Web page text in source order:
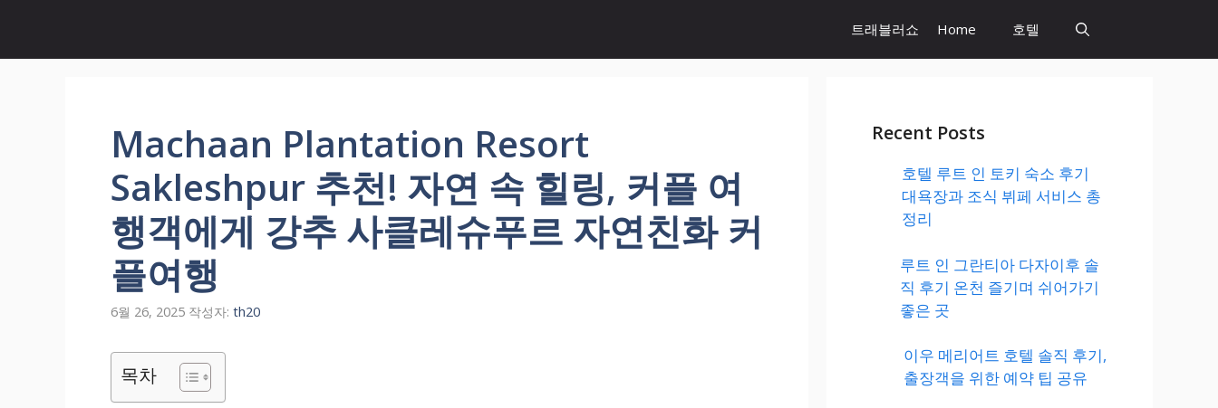
츠
트래블러쇼 Home 호텔
Machaan Plantation Resort
Sakleshpur 추천! 자연 속 힐링, 커플 여
행객에게 강추 사클레슈푸르 자연친화 커
플여행
6월 26, 2025 작성자: th20
목차
Recent Posts
호텔 루트 인 토키 숙소 후기
대욕장과 조식 뷔페 서비스 총
정리
루트 인 그란티아 다자이후 솔
직 후기 온천 즐기며 쉬어가기
좋은 곳
이우 메리어트 호텔 솔직 후기,
출장객을 위한 예약 팁 공유